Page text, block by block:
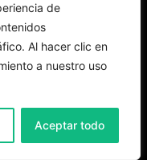
de
Al hacer clic en
a nuestro uso
Aceptar todo